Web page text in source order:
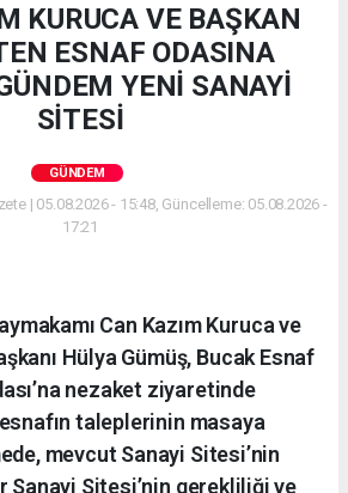
KURUCA VE BAŞKAN
ESNAF ODASINA
YENİ SANAYİ
SİTESİ
GÜNDEM
| 05.08.2026 - 15:48, Güncelleme: 05.08.2026 -
17:21
Can Kazım Kuruca ve
Hülya Gümüş, Bucak Esnaf
nezaket ziyaretinde
taleplerinin masaya
mevcut Sanayi Sitesi’nin
Sanayi Sitesi’nin gerekliliği ve